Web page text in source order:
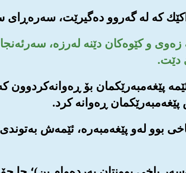
که زه‌وی و کێوه‌کان دێنه له‌رزه‌،
دێت.
ئێمه پێغه‌مبه‌رێکمان بۆ
ڕه‌وانه کرد.
بوو له‌و پێغه‌مبه‌ره‌، ئێمه‌ش